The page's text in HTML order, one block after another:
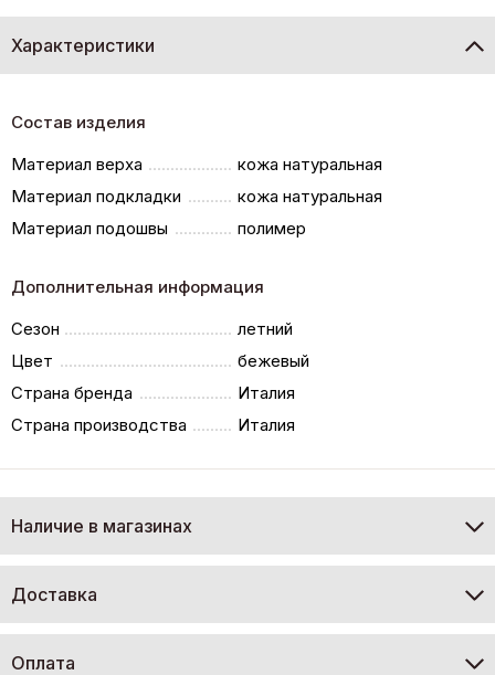
Характеристики
Состав изделия
Материал верха
кожа натуральная
Материал подкладки
кожа натуральная
Материал подошвы
полимер
Дополнительная информация
Сезон
летний
Цвет
бежевый
Страна бренда
Италия
Страна производства
Италия
Наличие в магазинах
Доставка
Оплата